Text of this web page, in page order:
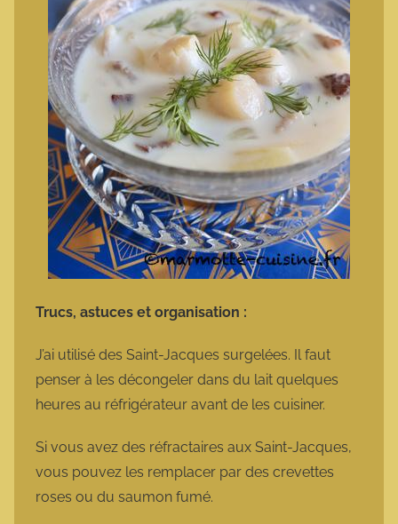
Trucs, astuces et organisation :
J’ai utilisé des Saint-Jacques surgelées. Il faut
penser à les décongeler dans du lait quelques
heures au réfrigérateur avant de les cuisiner.
Si vous avez des réfractaires aux Saint-Jacques,
vous pouvez les remplacer par des crevettes
roses ou du saumon fumé.